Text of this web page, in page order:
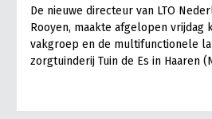
De nieuwe directeur van LTO
Rooyen, maakte afgelopen vrijdag
vakgroep en de multifunctionele
zorgtuinderij Tuin de Es in Haaren